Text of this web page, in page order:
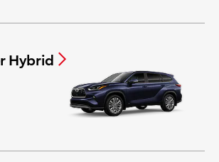
Hybrid